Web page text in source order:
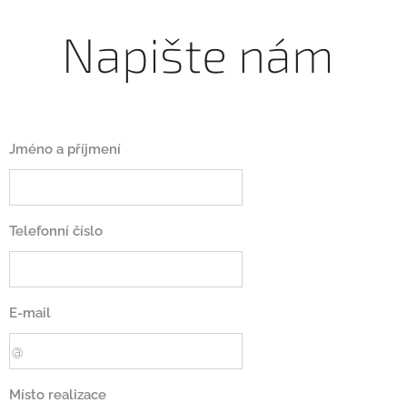
Napište nám
Jméno a příjmení
Telefonní číslo
E-mail
Místo realizace